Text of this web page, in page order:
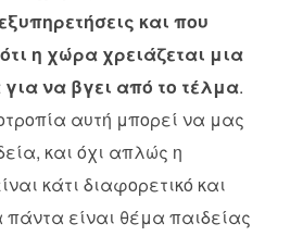
και που
η χώρα χρειάζεται μια
να βγει από το τέλμα.
αυτή μπορεί να μας
και όχι απλώς η
κάτι διαφορετικό και
πάντα είναι θέμα παιδείας